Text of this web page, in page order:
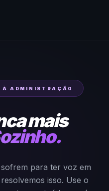
À ADMINISTRAÇÃO
mais
para ter voz em
isso. Use o